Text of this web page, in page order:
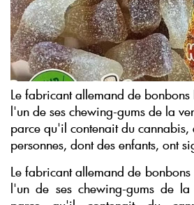
Le fabricant allemand de
l'un de ses chewing-gums de la
parce qu'il contenait du cannabis,
personnes, dont des enfants, ont
Le fabricant allemand de
l'un de ses chewing-gums de la